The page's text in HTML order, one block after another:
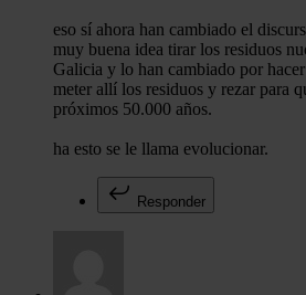
eso sí ahora han cambiado el
muy buena idea tirar los residuos
Galicia y lo han cambiado por
meter allí los residuos y rezar para
próximos 50.000 años.
ha esto se le llama evolucionar.
Responder